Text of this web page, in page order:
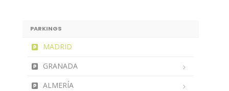
PARKINGS
MADRID
GRANADA
ALMERÍA